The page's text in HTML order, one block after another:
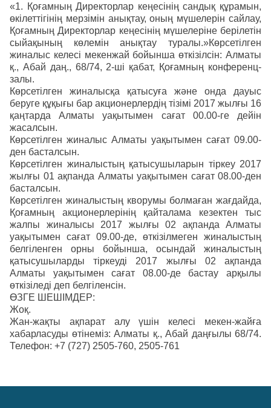
«1. Қоғамның Директорлар кеңесінің сандық құрамын,
өкілеттігінің мерзімін анықтау, оның мүшелерін сайлау,
Қоғамның Директорлар кеңесінің мүшелеріне берілетін
сыйақының көлемін анықтау туралы.»Көрсетілген
жиналыс келесі мекенжай бойынша өткізілсін: Алматы
қ., Абай даң., 68/74, 2-ші қабат, Қоғамның конференц-
залы.
Көрсетілген жиналысқа қатысуға және онда дауыс
беруге құқығы бар акционерлердің тізімі 2017 жылғы 16
қаңтарда Алматы уақытымен сағат 00.00-ге дейін
жасалсын.
Көрсетілген жиналыс Алматы уақытымен сағат 09.00-
ден басталсын.
Көрсетілген жиналыстың қатысушыларын тіркеу 2017
жылғы 01 ақпанда Алматы уақытымен сағат 08.00-ден
басталсын.
Көрсетілген жиналыстың кворумы болмаған жағдайда,
Қоғамның акционерлерінің қайталама кезектен тыс
жалпы жиналысы 2017 жылғы 02 ақпанда Алматы
уақытымен сағат 09.00-де, өткізілмеген жиналыстың
белгіленген орны бойынша, осындай жиналыстың
қатысушыларды тіркеуді 2017 жылғы 02 ақпанда
Алматы уақытымен сағат 08.00-де бастау арқылы
өткізіледі деп белгіленсін.
ӨЗГЕ ШЕШІМДЕР:
Жоқ.
Жан-жақты ақпарат алу үшін келесі мекен-жайға
хабарласуды өтінеміз: Алматы қ., Абай даңғылы 68/74.
Телефон: +7 (727) 2505-760, 2505-761